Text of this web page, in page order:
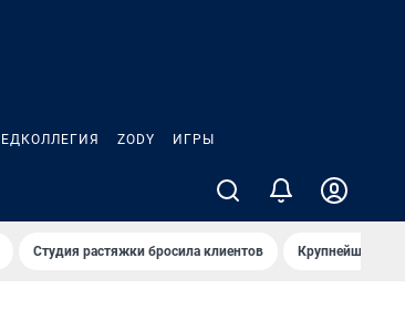
ZODY ИГРЫ
Студия растяжки бросила клиентов Крупнейшие